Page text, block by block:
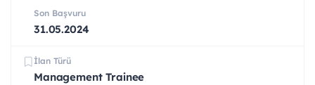
Son Başvuru
31.05.2024
İlan Türü
Management Trainee